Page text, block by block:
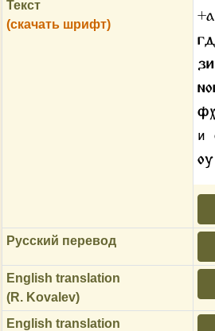
Текст
(скачать шрифт)
и
оу
Русский перевод
English translation
(R. Kovalev)
English translation